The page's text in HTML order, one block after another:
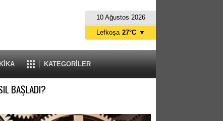
10 Ağustos 2026
KATEGORİLER
Lefkoşa 27°C ▼
Ankara
21°C
BAŞLADI?